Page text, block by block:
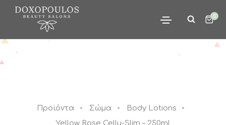
0
Προϊόντα Σώμα
Body Lotions
Yellow Rose Cellu-Slim – 250ml